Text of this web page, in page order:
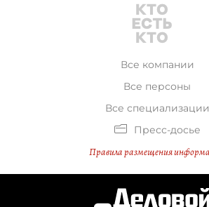
Все компании
Все персоны
Все специализации
Пресс-досье
Правила размещения